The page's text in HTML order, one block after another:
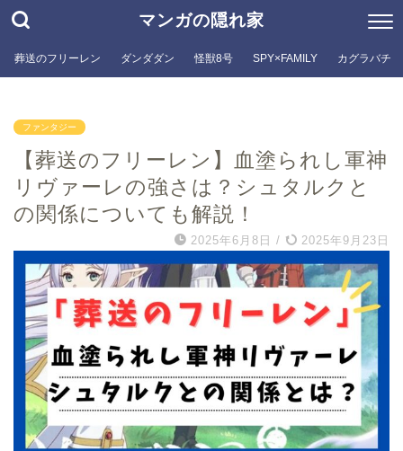
マンガの隠れ家
葬送のフリーレン ダンダダン 怪獣8号 SPY×FAMILY カグラバチ
ファンタジー
【葬送のフリーレン】血塗られし軍神
リヴァーレの強さは？シュタルクと
の関係についても解説！
2025年6月8日 / 2025年9月23日